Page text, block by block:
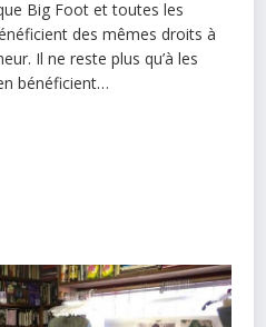
Big Foot et toutes les
des mêmes droits à
Il ne reste plus qu’à les
bénéficient…